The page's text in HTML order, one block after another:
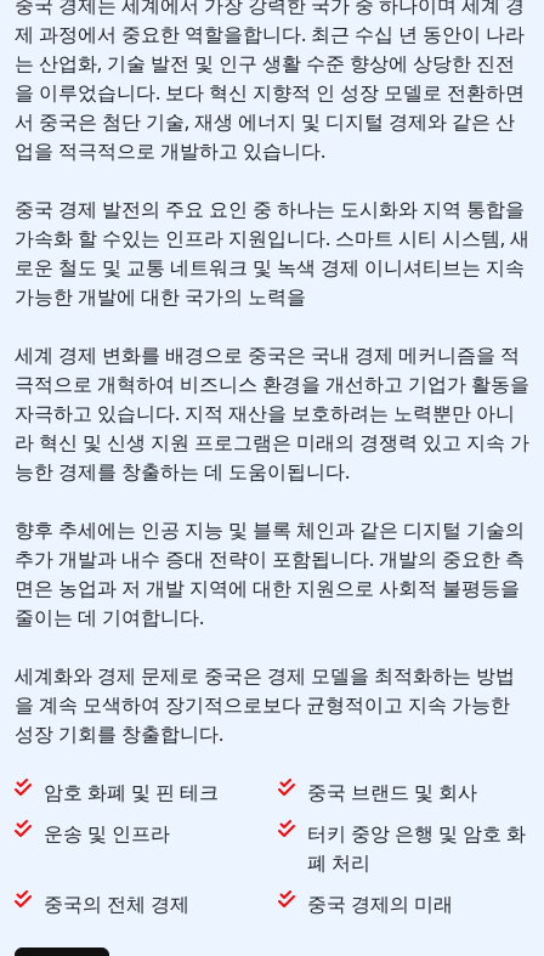
제 과정에서 중요한 역할을합니다. 최근 수십 년 동안이 나라
는 산업화, 기술 발전 및 인구 생활 수준 향상에 상당한 진전
을 이루었습니다. 보다 혁신 지향적 인 성장 모델로 전환하면
서 중국은 첨단 기술, 재생 에너지 및 디지털 경제와 같은 산
업을 적극적으로 개발하고 있습니다.
중국 경제 발전의 주요 요인 중 하나는 도시화와 지역 통합을
가속화 할 수있는 인프라 지원입니다. 스마트 시티 시스템, 새
로운 철도 및 교통 네트워크 및 녹색 경제 이니셔티브는 지속
가능한 개발에 대한 국가의 노력을
세계 경제 변화를 배경으로 중국은 국내 경제 메커니즘을 적
극적으로 개혁하여 비즈니스 환경을 개선하고 기업가 활동을
자극하고 있습니다. 지적 재산을 보호하려는 노력뿐만 아니
라 혁신 및 신생 지원 프로그램은 미래의 경쟁력 있고 지속 가
능한 경제를 창출하는 데 도움이됩니다.
향후 추세에는 인공 지능 및 블록 체인과 같은 디지털 기술의
추가 개발과 내수 증대 전략이 포함됩니다. 개발의 중요한 측
면은 농업과 저 개발 지역에 대한 지원으로 사회적 불평등을
줄이는 데 기여합니다.
세계화와 경제 문제로 중국은 경제 모델을 최적화하는 방법
을 계속 모색하여 장기적으로보다 균형적이고 지속 가능한
성장 기회를 창출합니다.
암호 화폐 및 핀 테크
중국 브랜드 및 회사
운송 및 인프라
터키 중앙 은행 및 암호 화
폐 처리
중국의 전체 경제
중국 경제의 미래